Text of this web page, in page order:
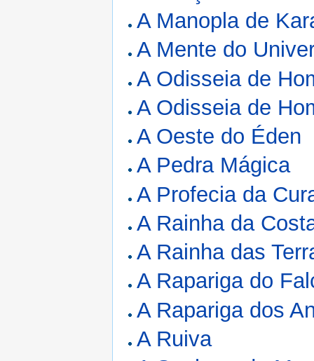
A Manopla de
A Mente do
A Odisseia de
A Odisseia de
A Oeste do Éden
A Pedra Mágica
A Profecia da
A Rainha da
A Rainha das
A Rapariga do
A Rapariga dos
A Ruiva